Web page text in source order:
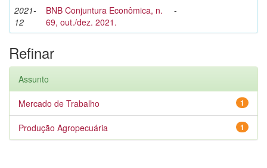
2021-
12
BNB Conjuntura Econômica, n.
69, out./dez. 2021.
-
Refinar
Assunto
1
Mercado de Trabalho
1
Produção Agropecuária